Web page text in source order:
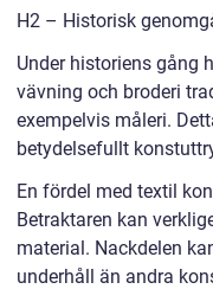
H2 – Historisk
Under historiens gång
vävning och broderi
exempelvis måleri.
betydelsefullt
En fördel med textil
Betraktaren kan
material. Nackdelen
underhåll än andra